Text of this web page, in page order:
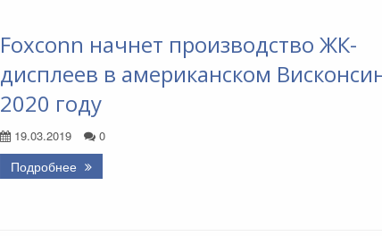
Foxconn начнет производство ЖК-
дисплеев в американском
2020 году
19.03.2019 0
Подробнее